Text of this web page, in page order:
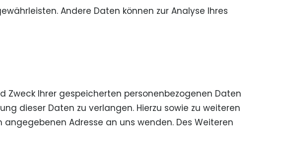
Andere Daten können zur Analyse Ihres
Zweck Ihrer gespeicherten personenbezogenen Daten
dieser Daten zu verlangen. Hierzu sowie zu weiteren
Adresse an uns wenden. Des Weiteren